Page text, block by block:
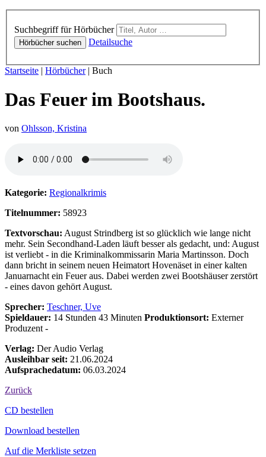
Suchbegriff für Hörbücher
Hörbücher suchen Detailsuche
Sie sind hier:
Startseite | Hörbücher| Buch
Das Feuer im Bootshaus.
von Ohlsson, Kristina
Kategorie: Regionalkrimis
Titelnummer: 58923
Textvorschau: August Strindberg ist so glücklich wie lange nicht
mehr. Sein Secondhand-Laden läuft besser als gedacht, und: August
ist verliebt - in die Kriminalkommissarin Maria Martinsson. Doch
dann bricht in seinem neuen Heimatort Hovenäset in einer kalten
Januarnacht ein Feuer aus. Dabei werden zwei Bootshäuser zerstört
- eines davon gehört August.
Sprecher: Teschner, Uve
Spieldauer: 14 Stunden 43 Minuten Produktionsort: Externer
Produzent -
Verlag: Der Audio Verlag
Ausleihbar seit: 21.06.2024
Aufsprachedatum: 06.03.2024
Zurück
Bestell-Aktionen
CD bestellen
Download bestellen
Auf die Merkliste setzen